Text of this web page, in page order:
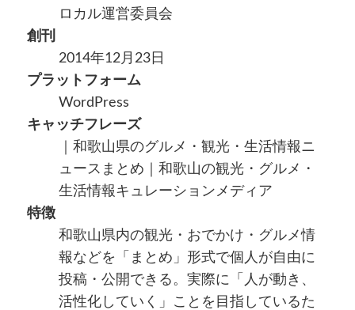
ロカル運営委員会
創刊
2014年12月23日
プラットフォーム
WordPress
キャッチフレーズ
｜和歌山県のグルメ・観光・生活情報ニ
ュースまとめ｜和歌山の観光・グルメ・
生活情報キュレーションメディア
特徴
和歌山県内の観光・おでかけ・グルメ情
報などを「まとめ」形式で個人が自由に
投稿・公開できる。実際に「人が動き、
活性化していく」ことを目指しているた